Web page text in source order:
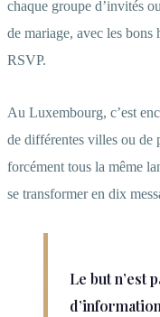
chaque groupe d’invités
de mariage, avec les
RSVP.
Au Luxembourg, c’est
de différentes villes ou de
forcément tous la même
se transformer en dix
Le but n’est